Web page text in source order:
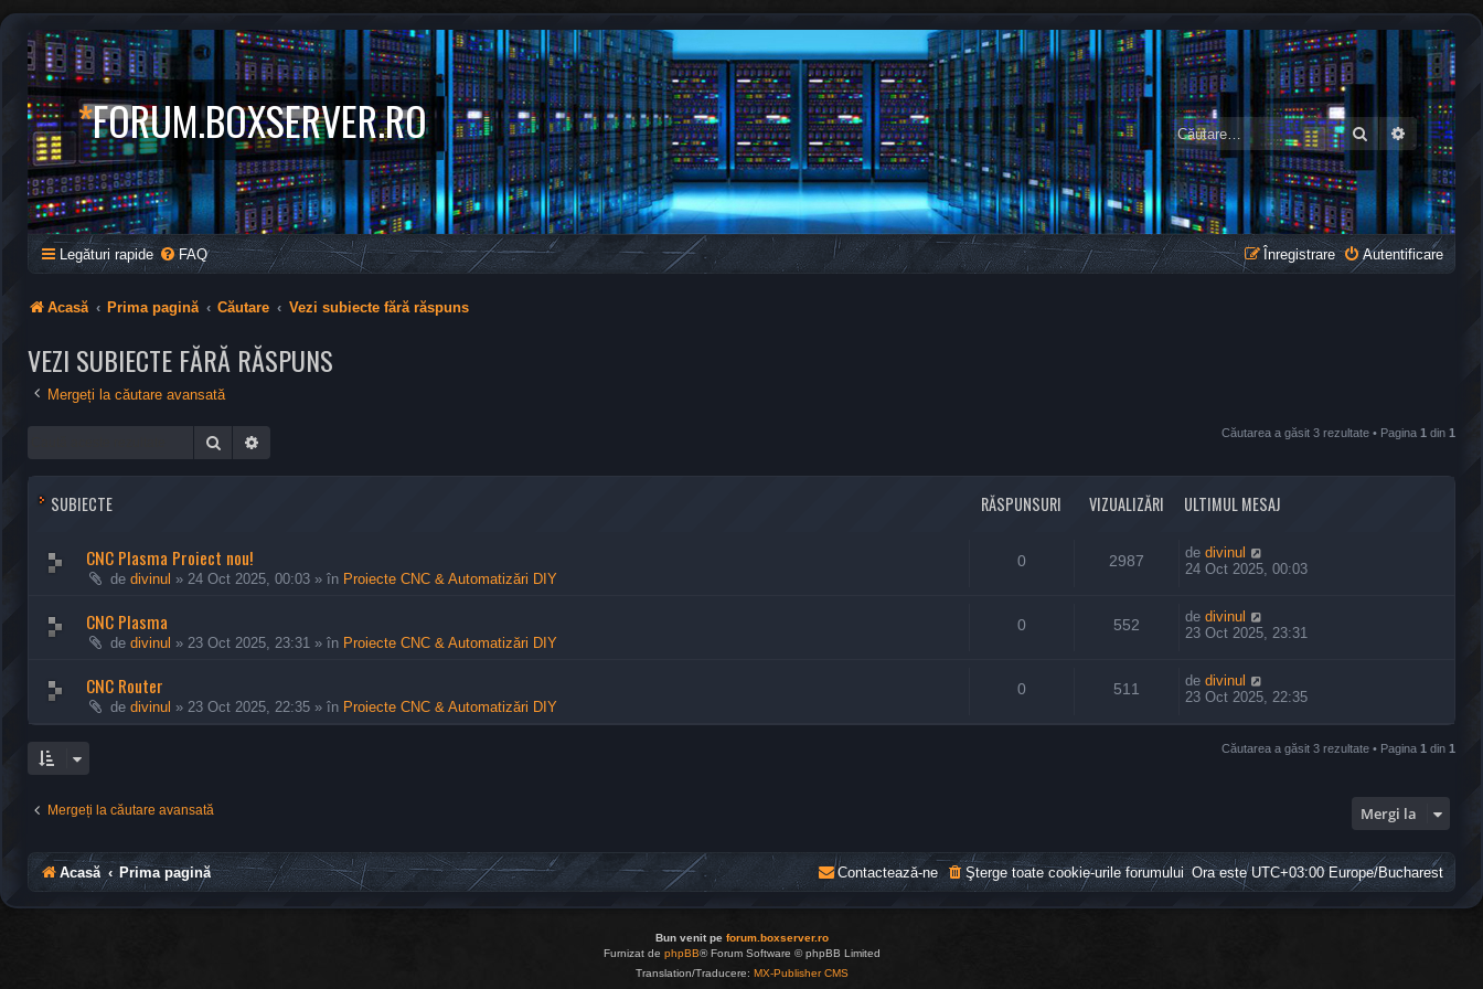
*FORUM.BOXSERVER.RO CăutareCăutare
Legături rapide FAQ Autentificare
Înregistrare
Acasă Prima pagină Căutare Vezi subiecte fără răspuns
VEZI SUBIECTE FĂRĂ RĂSPUNS
Mergeți la căutare avansată
Căutare Căutarea a găsit 3 rezultate • Pagina 1 din 1
SUBIECTE RĂSPUNSURI VIZUALIZĂRI ULTIMUL MESAJ
CNC Plasma Proiect nou!
de divinul » 24 Oct 2025, 00:03 » în Proiecte CNC & Automatizări DIY
0 2987 de divinul
24 Oct 2025, 00:03
CNC Plasma
de divinul » 23 Oct 2025, 23:31 » în Proiecte CNC & Automatizări DIY
0 552 de divinul
23 Oct 2025, 23:31
CNC Router
de divinul » 23 Oct 2025, 22:35 » în Proiecte CNC & Automatizări DIY
0 511 de divinul
23 Oct 2025, 22:35
Căutarea a găsit 3 rezultate • Pagina 1 din 1
Mergeți la căutare avansată Mergi la
Acasă Prima pagină Ora este UTC+03:00 Europe/Bucharest
Şterge toate cookie-urile forumului
Contactează-ne
Bun venit pe forum.boxserver.ro
Furnizat de phpBB® Forum Software © phpBB Limited
Translation/Traducere: MX-Publisher CMS